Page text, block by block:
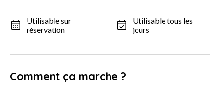
Utilisable sur
réservation
Utilisable tous les
jours
Comment ça marche ?